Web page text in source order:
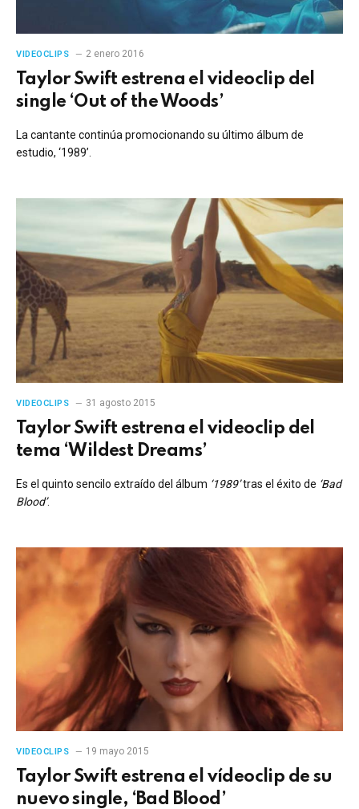
VIDEOCLIPS 2 enero 2016
Taylor Swift estrena el videoclip del
single ‘Out of the Woods’
La cantante continúa promocionando su último álbum de
estudio, ‘1989’.
VIDEOCLIPS 31 agosto 2015
Taylor Swift estrena el videoclip del
tema ‘Wildest Dreams’
Es el quinto sencilo extraído del álbum ‘1989’tras el éxito de ‘Bad
Blood’.
VIDEOCLIPS 19 mayo 2015
Taylor Swift estrena el vídeoclip de su
nuevo single, ‘Bad Blood’